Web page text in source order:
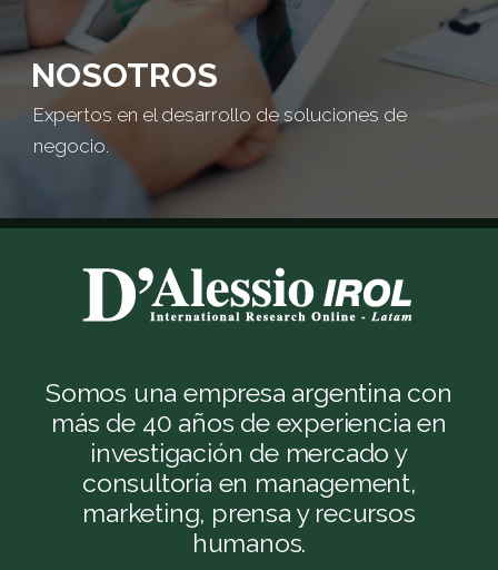
NOSOTROS
Expertos en el desarrollo de soluciones de
negocio.
Somos una empresa argentina con
más de 40 años de experiencia en
investigación de mercado y
consultoría en management,
marketing, prensa y recursos
humanos.